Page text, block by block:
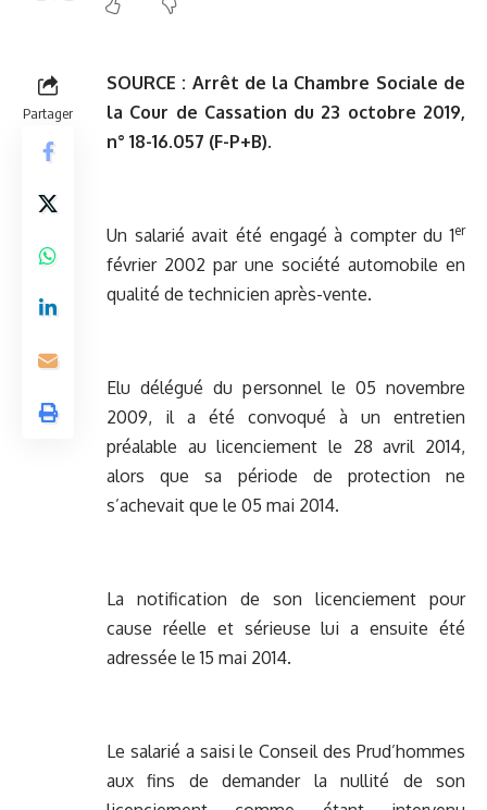
Partager
SOURCE : Arrêt de la Chambre Sociale de
la Cour de Cassation du 23 octobre 2019,
n° 18-16.057 (F-P+B).
Un salarié avait été engagé à compter du 1er
février 2002 par une société automobile en
qualité de technicien après-vente.
Elu délégué du personnel le 05 novembre
2009, il a été convoqué à un entretien
préalable au licenciement le 28 avril 2014,
alors que sa période de protection ne
s’achevait que le 05 mai 2014.
La notification de son licenciement pour
cause réelle et sérieuse lui a ensuite été
adressée le 15 mai 2014.
Le salarié a saisi le Conseil des Prud’hommes
aux fins de demander la nullité de son